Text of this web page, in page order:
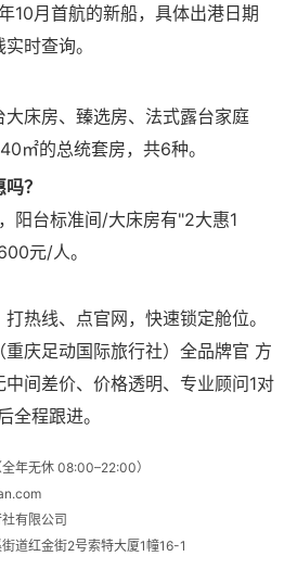
10月首航的新船，具体出港日期
时查询。
床房、臻选房、法式露台家庭
㎡的总统套房，共6种。
？
阳台标准间/大床房有"2大惠1
元/人。
热线、点官网，快速锁定舱位。
庆足动国际旅行社）全品牌官 方
间差价、价格透明、专业顾问1对
全程跟进。
年无休 08:00–22:00）
有限公司
道红金街2号索特大厦1幢16-1